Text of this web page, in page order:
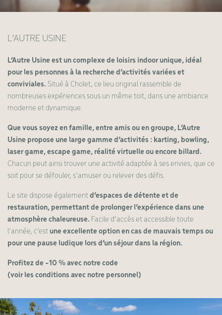
L’AUTRE USINE
L’Autre Usine est un complexe de loisirs indoor unique, idéal
pour les personnes à la recherche d’activités variées et
conviviales. Situé à Cholet, ce lieu original rassemble de
nombreuses expériences sous un même toit, dans une ambiance
moderne et dynamique.
Que vous soyez en famille, entre amis ou en groupe, L’Autre
Usine propose une large gamme d’activités : karting, bowling,
laser game, escape game, réalité virtuelle ou encore billard.
Chacun peut ainsi trouver une activité adaptée à ses envies, que ce
soit pour se défouler, s’amuser ou relever des défis.
Le site dispose égalementd’espaces de détente et de
restauration, permettant de prolonger l’expérience dans une
atmosphère chaleureuse. Facile d’accès et accessible toute
l’année, c’est une excellente option en cas de mauvais temps ou
pour une pause ludique lors d’un séjour dans la région.
Profitez de -10 % avec notre code
(voir les conditions avec notre personnel)